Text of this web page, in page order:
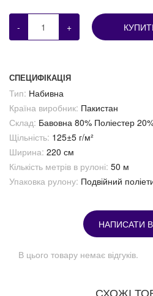
- +
СПЕЦИФІКАЦІЯ
Тип: Набивна
Країна виробник: Пакистан
Склад: Бавовна 80% Поліестер
Щільність: 125±5 г/м²
Ширина: 220 см
Кількість метрів в рулоні: 50 м
Упаковка рулону: Подвійний
НАПИСАТИ
В цього товару немає відгуків.
СХОЖІ